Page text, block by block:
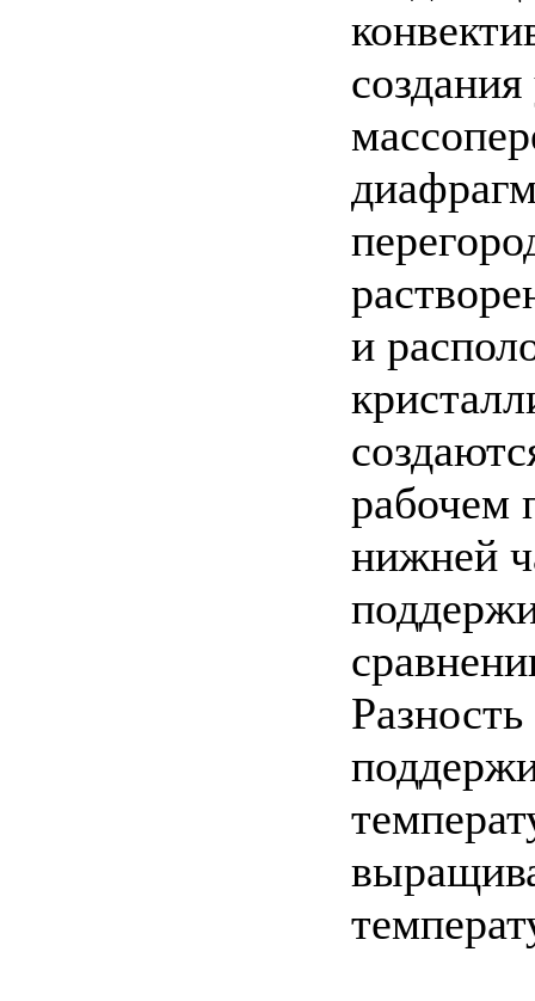
и
рабочем
нижней